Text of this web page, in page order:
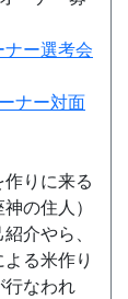
ー選考会
ナー対面
りに来る
の住人）
介やら、
る米作り
行なわれ